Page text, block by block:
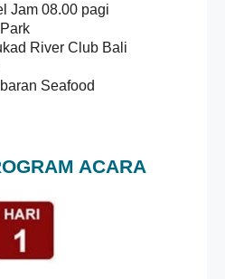
Jam 08.00 pagi
River Club Bali
Seafood
ACARA